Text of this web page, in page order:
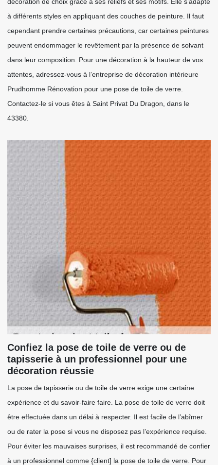
à différents styles en appliquant des couches de peinture. Il faut
cependant prendre certaines précautions, car certaines peintures
peuvent endommager le revêtement par la présence de solvant
dans leur composition. Pour une décoration à la hauteur de vos
attentes, adressez-vous à l’entreprise de décoration intérieure
Prudhomme Rénovation pour une pose de toile de verre.
Contactez-le si vous êtes à Saint Privat Du Dragon, dans le
43380.
Confiez la pose de toile de verre ou de
tapisserie à un professionnel pour une
décoration réussie
La pose de tapisserie ou de toile de verre exige une certaine
expérience et du savoir-faire faire. La pose de toile de verre doit
être effectuée dans un délai à respecter. Il est facile de l’abîmer
ou de rater la pose si vous ne disposez pas l’expérience requise.
Pour éviter les mauvaises surprises, il est recommandé de confier
à un professionnel comme {client] la pose de toile de verre. Pour